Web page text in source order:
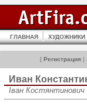
ГЛАВНАЯ ХУДОЖНИКИ
[ Регистрация |
Иван
Іван Костянтинович